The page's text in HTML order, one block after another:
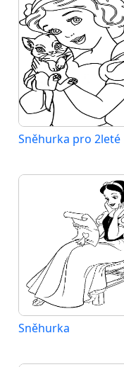
Sněhurka pro 2leté
Sněhurka